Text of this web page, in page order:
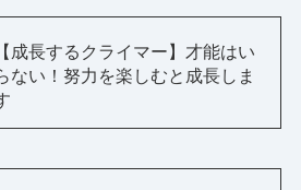
【成長するクライマー】才能はい
ない！努力を楽しむと成長しま